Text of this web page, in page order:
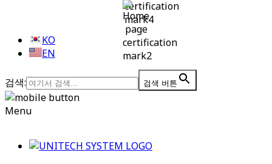
KO
EN
검색: 검색 버튼
Menu